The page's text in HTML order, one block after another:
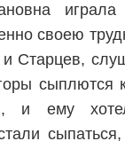
своею
Старцев,
сыплются
и ему